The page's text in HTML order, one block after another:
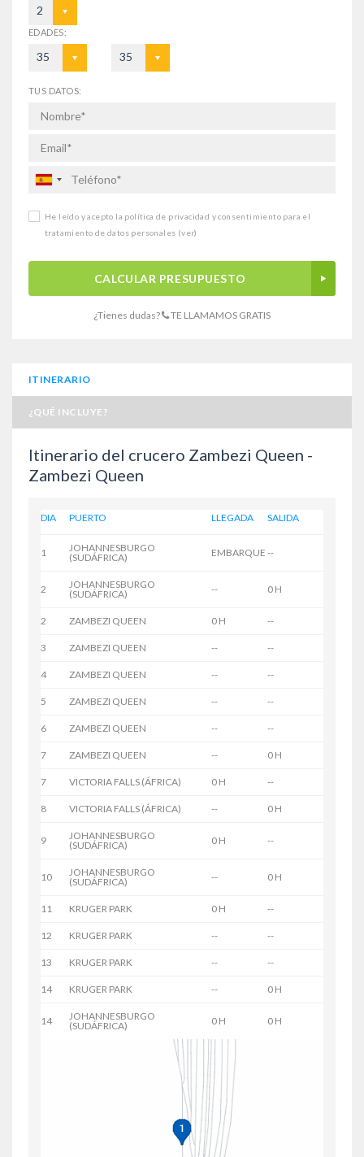
2
EDADES:
35 35
TUS DATOS:
He leído y acepto la política de privacidad y consentimiento para el
tratamiento de datos personales (ver)
CALCULAR PRESUPUESTO
¿Tienes dudas? TE LLAMAMOS GRATIS
ITINERARIO
¿QUÉ INCLUYE?
Itinerario del crucero Zambezi Queen -
Zambezi Queen
DIA PUERTO LLEGADA SALIDA
1
JOHANNESBURGO
(SUDÁFRICA)
EMBARQUE --
2
JOHANNESBURGO
(SUDÁFRICA)
-- 0 H
2 ZAMBEZI QUEEN 0 H --
3 ZAMBEZI QUEEN -- --
4 ZAMBEZI QUEEN -- --
5 ZAMBEZI QUEEN -- --
6 ZAMBEZI QUEEN -- --
7 ZAMBEZI QUEEN -- 0 H
7 VICTORIA FALLS (ÁFRICA) 0 H --
8 VICTORIA FALLS (ÁFRICA) -- 0 H
9
JOHANNESBURGO
(SUDÁFRICA)
0 H --
10
JOHANNESBURGO
(SUDÁFRICA)
-- 0 H
11 KRUGER PARK 0 H --
12 KRUGER PARK -- --
13 KRUGER PARK -- --
14 KRUGER PARK -- 0 H
14
JOHANNESBURGO
(SUDÁFRICA)
0 H 0 H